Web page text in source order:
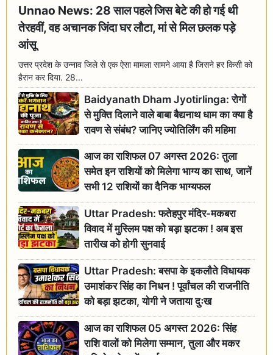
Unnao News: 28 साल पहले जिस बेटे की हो गई थी
तेरहवीं, वह अचानक जिंदा घर लौटा, मां से मिल छलक पड़े
आंसू
उत्तर प्रदेश के उन्नाव जिले से एक ऐसा मामला सामने आया है जिसने हर किसी को
हैरान कर दिया. 28...
Baidyanath Dham Jyotirlinga: रोगों
से मुक्ति दिलाने वाले बाबा बैद्यनाथ धाम का क्या है
रावण से संबंध? जानिए ज्योतिर्लिंग की महिमा
आज का राशिफल 07 अगस्त 2026: तुला
समेत इन राशियों को मिलेगा भाग्य का साथ, जानें
सभी 12 राशियों का दैनिक भाग्यफल
Uttar Pradesh: फतेहपुर मंदिर-मकबरा
विवाद में मुस्लिम पक्ष को बड़ा झटका ! अब इस
तारीख को होगी सुनवाई
Uttar Pradesh: बसपा के इकलौते विधायक
उमाशंकर सिंह का निधन ! पूर्वांचल की राजनीति
को बड़ा झटका, योगी ने जताया दुःख
आज का राशिफल 05 अगस्त 2026: सिंह
राशि वालों को मिलेगा सम्मान, तुला और मकर